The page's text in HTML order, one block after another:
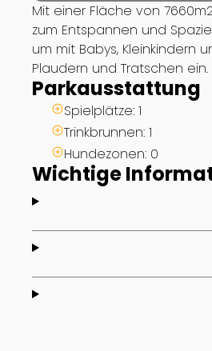
Mit einer Fläche von
zum Entspannen und
um mit Babys, Kleinkindern
Plaudern und Tratschen ein.
Parkausstattung
Spielplätze: 1
Trinkbrunnen: 1
Hundezonen: 0
Wichtige